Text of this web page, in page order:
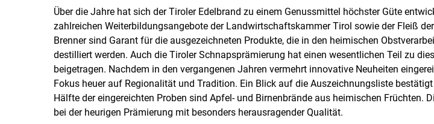
Über die Jahre hat sich der Tiroler Edelbrand zu einem Genussmittel höchster Güte
zahlreichen Weiterbildungsangebote der Landwirtschaftskammer Tirol sowie der Fleiß
Brenner sind Garant für die ausgezeichneten Produkte, die in den heimischen
destilliert werden. Auch die Tiroler Schnapsprämierung hat einen wesentlichen Teil zu
beigetragen. Nachdem in den vergangenen Jahren vermehrt innovative Neuheiten
Fokus heuer auf Regionalität und Tradition. Ein Blick auf die Auszeichnungsliste
Hälfte der eingereichten Proben sind Apfel- und Birnenbrände aus heimischen Früchten.
bei der heurigen Prämierung mit besonders herausragender Qualität.